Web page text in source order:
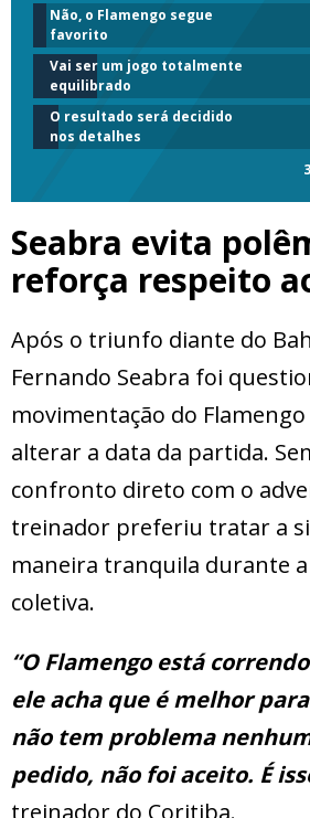
Não, o Flamengo segue
favorito
Vai ser um jogo totalmente
equilibrado
O resultado será decidido
nos detalhes
Seabra evita
reforça respeito
Após o triunfo diante do
Fernando Seabra foi
movimentação do
alterar a data da partida.
confronto direto com o
treinador preferiu tratar a
maneira tranquila durante
coletiva.
“O Flamengo está
ele acha que é melhor
não tem problema
pedido, não foi aceito. É